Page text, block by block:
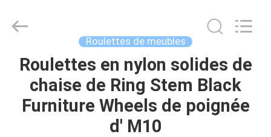
MAISON
PRODUITS
Metal
Reserved.
Roulettes de meubles
Roulettes en nylon solides de
chaise de Ring Stem Black
Furniture Wheels de poignée
d' M10